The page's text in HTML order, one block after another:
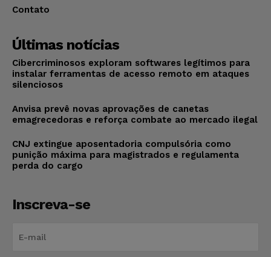
Contato
Últimas notícias
Cibercriminosos exploram softwares legítimos para
instalar ferramentas de acesso remoto em ataques
silenciosos
Anvisa prevê novas aprovações de canetas
emagrecedoras e reforça combate ao mercado ilegal
CNJ extingue aposentadoria compulsória como
punição máxima para magistrados e regulamenta
perda do cargo
Inscreva-se